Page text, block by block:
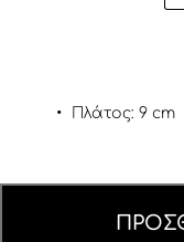
• Πλάτος: 9 cm